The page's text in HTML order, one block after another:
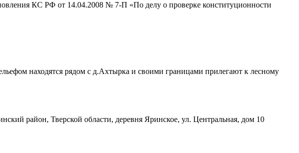
КС РФ от 14.04.2008 № 7-П «По делу о проверке конституционности
находятся рядом с д.Ахтырка и своими границами прилегают к лесному
район, Тверской области, деревня Яринское, ул. Центральная, дом 10